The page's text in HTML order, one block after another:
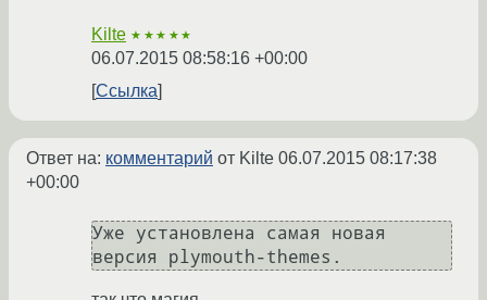
Kilte ★★★★★
06.07.2015 08:58:16 +00:00
Ссылка
Ответ на: комментарий от Kilte 06.07.2015 08:17:38
+00:00
Уже установлена самая новая